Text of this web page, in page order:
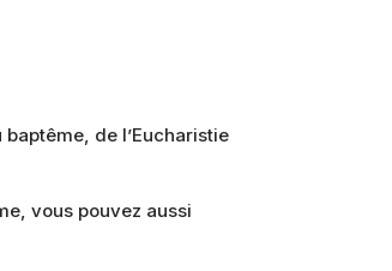
de l’Eucharistie
vous pouvez aussi